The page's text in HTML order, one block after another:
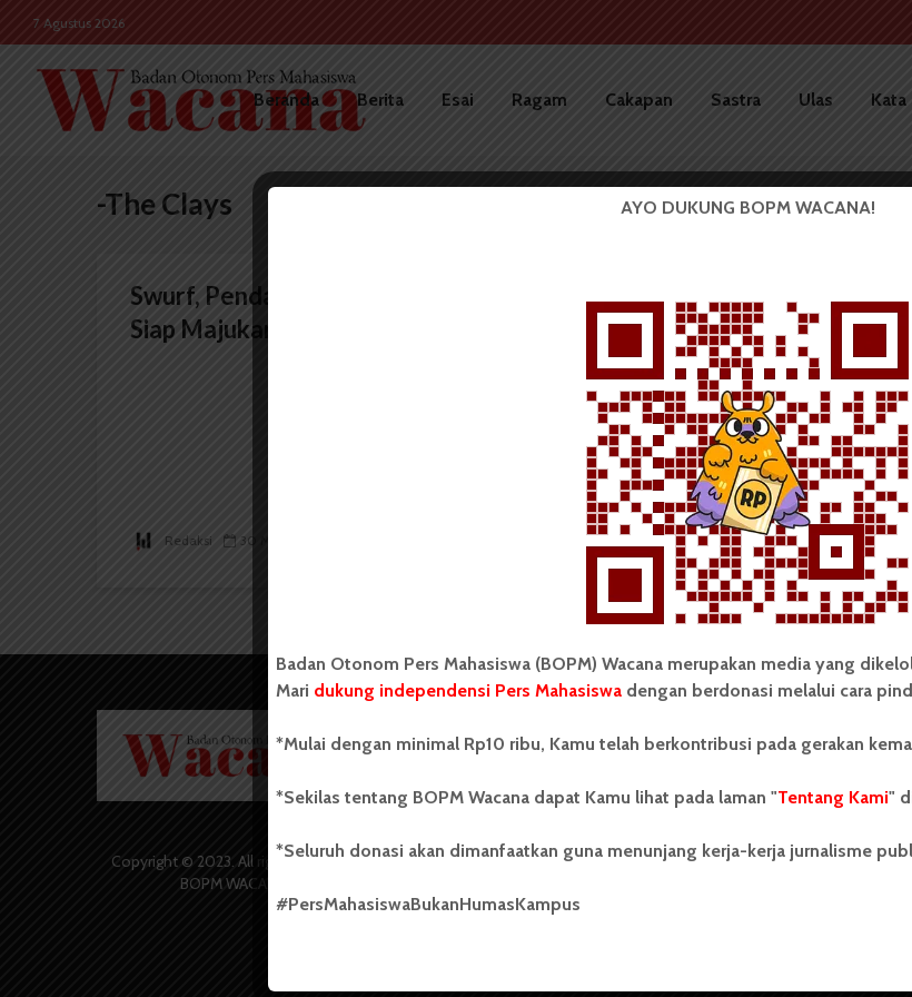
7 Agustus 2026
Beranda Berita Esai Ragam Cakapan Sastra Ulas Kata
-The Clays
Swurf, Pendatang Baru yang
Siap Majukan Musik Rock...
Redaksi 30 Mei 2017
HIMTI Adakan ART IE 2017
Redaksi 30 April 2017 2 menit waktu baca
Copyright © 2023. All rights reserved
BOPM WACANA.
Wacana merupakan pers mahasiswa
secara mandiri oleh mahasiswa
Universitas Sumatera Utara (USU).
salah satu Unit Kegiatan Mahasiswa
dengan nama Pers Mahasiswa SUARA
USU yang berdiri pada 1 Juli 1995.
Info Iklan
Pedoman
AYO DUKUNG BOPM WACANA!
Badan Otonom Pers Mahasiswa (BOPM) Wacana merupakan media yang
Mari dukung independensi Pers Mahasiswadengan berdonasi melalui cara
*Mulai dengan minimal Rp10 ribu, Kamu telah berkontribusi pada gerakan
*Sekilas tentang BOPM Wacana dapat Kamu lihat pada laman "Tentang Kami"
*Seluruh donasi akan dimanfaatkan guna menunjang kerja-kerja jurnalisme
#PersMahasiswaBukanHumasKampus